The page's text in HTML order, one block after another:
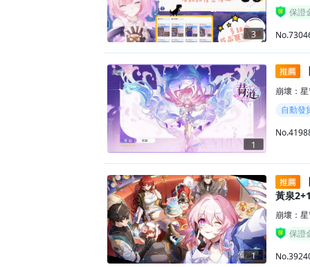
3
保證
1
崩壞：
自動發
1
黃泉
崩壞：
保證